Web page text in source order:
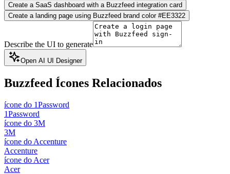
Create a SaaS dashboard with a Buzzfeed integration card
Create a landing page using Buzzfeed brand color #EE3322
Describe the UI to generate
Open AI UI Designer
Buzzfeed Ícones Relacionados
ícone do 1Password
1Password
ícone do 3M
3M
ícone do Accenture
Accenture
ícone do Acer
Acer